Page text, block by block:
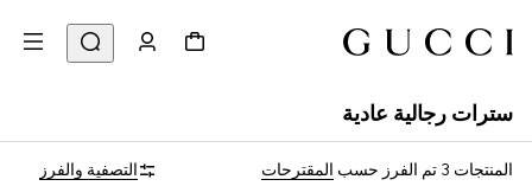
سترات رجالية عادية
المنتجات 3 تم الفرز حسب المقترحات التصفية والفرز